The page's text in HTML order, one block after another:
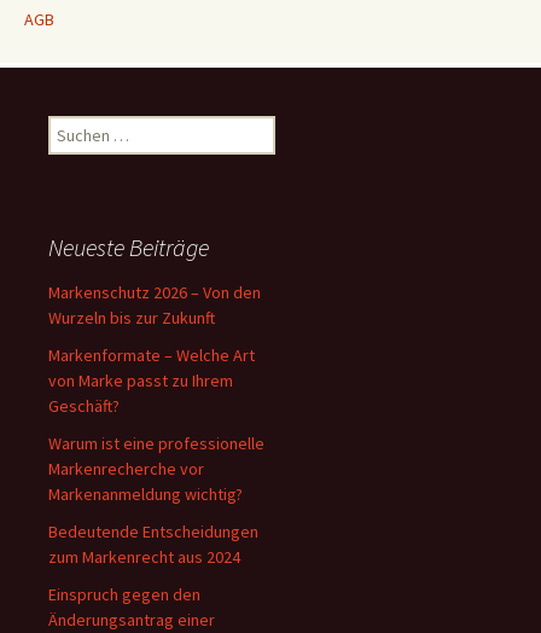
AGB
Suchen
nach:
Neueste Beiträge
Markenschutz 2026 – Von den
Wurzeln bis zur Zukunft
Markenformate – Welche Art
von Marke passt zu Ihrem
Geschäft?
Warum ist eine professionelle
Markenrecherche vor
Markenanmeldung wichtig?
Bedeutende Entscheidungen
zum Markenrecht aus 2024
Einspruch gegen den
Änderungsantrag einer